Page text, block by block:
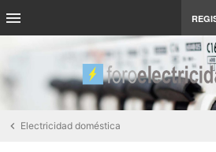
Electricidad doméstica